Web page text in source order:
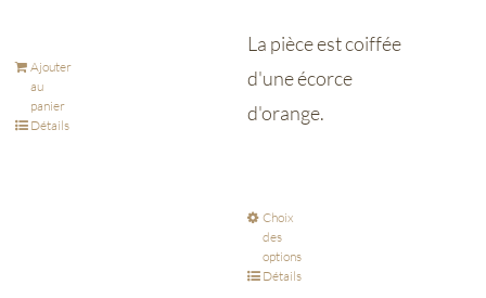
Ajouter
au
panier
Détails
La pièce est coiffée
d'une écorce
d'orange.
Choix
des
options
Détails